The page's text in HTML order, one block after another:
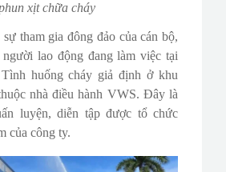
xịt chữa cháy
tham gia đông đảo của cán bộ,
lao động đang làm việc tại
huống cháy giả định ở khu
nhà điều hành VWS. Đây là
luyện, diễn tập được tổ chức
của công ty.